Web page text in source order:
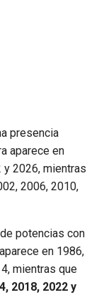
presencia
aparece en
y 2026, mientras
2006, 2010,
potencias con
en 1986,
mientras que
2018, 2022 y